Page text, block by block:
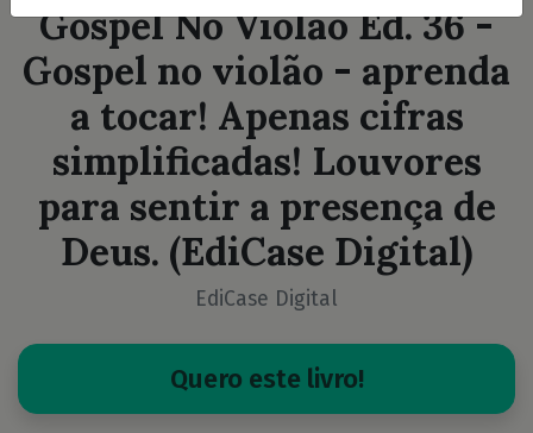
Gospel No Violão Ed. 36 -
Gospel no violão - aprenda
a tocar! Apenas cifras
simplificadas! Louvores
para sentir a presença de
Deus. (EdiCase Digital)
EdiCase Digital
Quero este livro!